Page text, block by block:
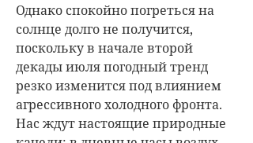
Однако спокойно погреться на
солнце долго не получится,
поскольку в начале второй
декады июля погодный тренд
резко изменится под влиянием
агрессивного холодного фронта.
Нас ждут настоящие природные